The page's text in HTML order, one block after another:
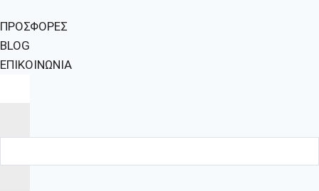
ΠΡΟΣΦΟΡΕΣ
BLOG
ΕΠΙΚΟΙΝΩΝΙΑ